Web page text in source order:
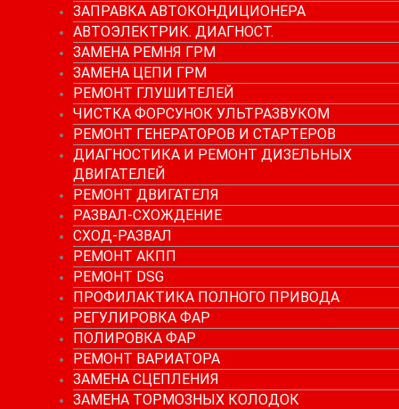
ЗАПРАВКА АВТОКОНДИЦИОНЕРА
АВТОЭЛЕКТРИК. ДИАГНОСТ.
ЗАМЕНА РЕМНЯ ГРМ
ЗАМЕНА ЦЕПИ ГРМ
РЕМОНТ ГЛУШИТЕЛЕЙ
ЧИСТКА ФОРСУНОК УЛЬТРАЗВУКОМ
РЕМОНТ ГЕНЕРАТОРОВ И СТАРТЕРОВ
ДИАГНОСТИКА И РЕМОНТ ДИЗЕЛЬНЫХ
ДВИГАТЕЛЕЙ
РЕМОНТ ДВИГАТЕЛЯ
РАЗВАЛ-СХОЖДЕНИЕ
СХОД-РАЗВАЛ
РЕМОНТ АКПП
РЕМОНТ DSG
ПРОФИЛАКТИКА ПОЛНОГО ПРИВОДА
РЕГУЛИРОВКА ФАР
ПОЛИРОВКА ФАР
РЕМОНТ ВАРИАТОРА
ЗАМЕНА СЦЕПЛЕНИЯ
ЗАМЕНА ТОРМОЗНЫХ КОЛОДОК